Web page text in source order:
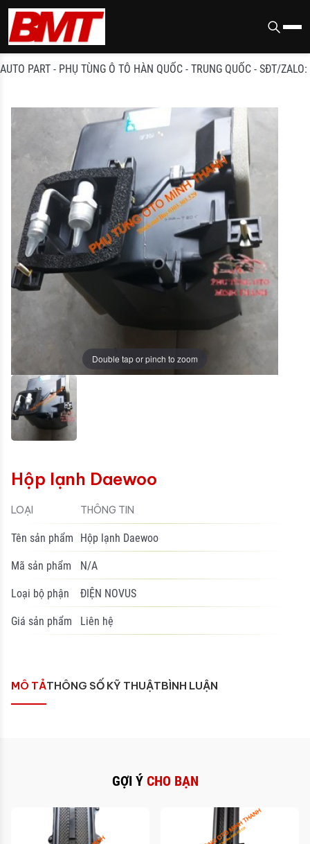
PART - PHỤ TÙNG Ô TÔ HÀN QUỐC - TRUNG QUỐC - SĐT/ZALO:
Double tap or pinch to zoom
Hộp lạnh Daewoo
LOẠI THÔNG TIN
Tên sản phẩm Hộp lạnh Daewoo
Mã sản phẩm N/A
Loại bộ phận ĐIỆN NOVUS
Giá sản phẩm Liên hệ
MÔ TẢTHÔNG SỐ KỸ THUẬTBÌNH LUẬN
GỢI Ý CHO BẠN